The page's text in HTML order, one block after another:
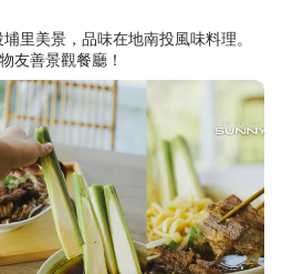
里美景，品味在地南投風味料理。
友善景觀餐廳！